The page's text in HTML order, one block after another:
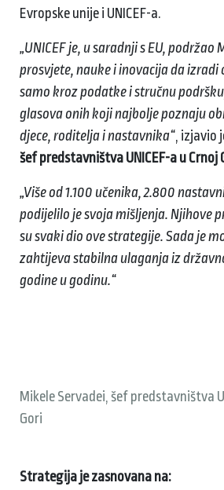
Evropske unije i UNICEF-a.
„UNICEF je, u saradnji s EU, podržao
prosvjete, nauke i inovacija da
samo kroz podatke i stručnu
glasova onih koji najbolje poznaju
djece, roditelja i nastavnika“ , izjavio
šef predstavništva UNICEF-a u Crnoj
„Više od 1.100 učenika, 2.800
podijelilo je svoja mišljenja. Njihove
su svaki dio ove strategije. Sada je
zahtijeva stabilna ulaganja iz
godine u godinu.“
Mikele Servadei, šef predstavništva
Gori
Strategija je zasnovana na: